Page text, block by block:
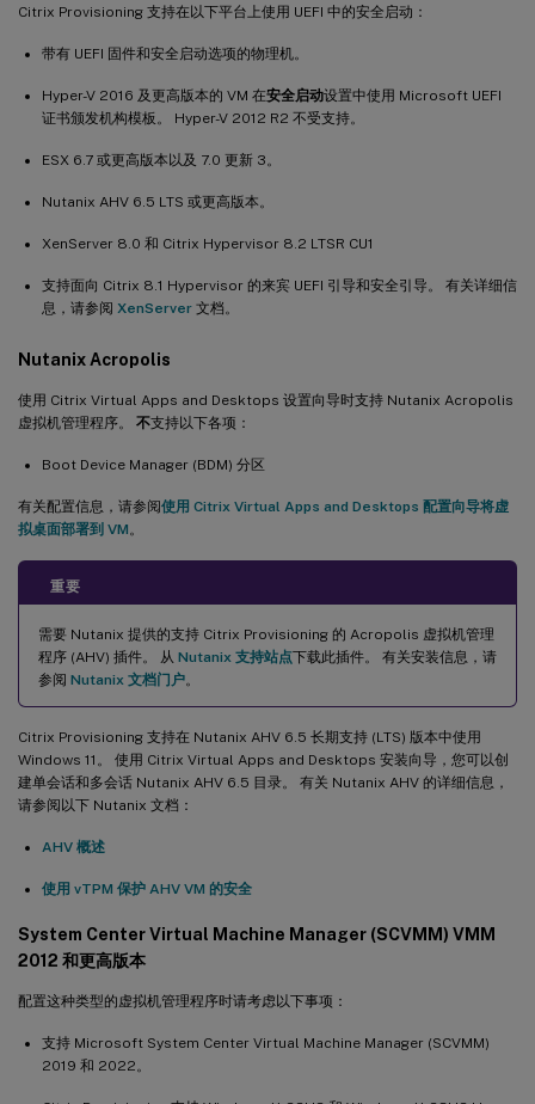
Citrix Provisioning 支持在以下平台上使用 UEFI 中的安全启动：
带有 UEFI 固件和安全启动选项的物理机。
Hyper-V 2016 及更高版本的 VM 在安全启动设置中使用 Microsoft UEFI
证书颁发机构模板。 Hyper-V 2012 R2 不受支持。
ESX 6.7 或更高版本以及 7.0 更新 3。
Nutanix AHV 6.5 LTS 或更高版本。
XenServer 8.0 和 Citrix Hypervisor 8.2 LTSR CU1
支持面向 Citrix 8.1 Hypervisor 的来宾 UEFI 引导和安全引导。 有关详细信
息，请参阅 XenServer 文档。
Nutanix Acropolis
使用 Citrix Virtual Apps and Desktops 设置向导时支持 Nutanix Acropolis
虚拟机管理程序。 不支持以下各项：
Boot Device Manager (BDM) 分区
有关配置信息，请参阅使用 Citrix Virtual Apps and Desktops 配置向导将虚
拟桌面部署到 VM 。
重要
需要 Nutanix 提供的支持 Citrix Provisioning 的 Acropolis 虚拟机管理
程序 (AHV) 插件。 从 Nutanix 支持站点下载此插件。 有关安装信息，请
参阅 Nutanix 文档门户。
Citrix Provisioning 支持在 Nutanix AHV 6.5 长期支持 (LTS) 版本中使用
Windows 11。 使用 Citrix Virtual Apps and Desktops 安装向导，您可以创
建单会话和多会话 Nutanix AHV 6.5 目录。 有关 Nutanix AHV 的详细信息，
请参阅以下 Nutanix 文档：
AHV 概述
使用 vTPM 保护 AHV VM 的安全
System Center Virtual Machine Manager (SCVMM) VMM
2012 和更高版本
配置这种类型的虚拟机管理程序时请考虑以下事项：
支持 Microsoft System Center Virtual Machine Manager (SCVMM)
2019 和 2022。